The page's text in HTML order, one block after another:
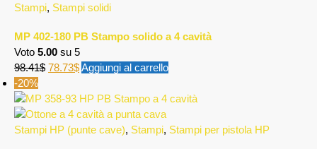
Stampi, Stampi solidi
MP 402-180 PB Stampo solido a 4 cavità
Voto 5.00 su 5
98.41$ 78.73$Aggiungi al carrello
-20%
Stampi HP (punte cave), Stampi, Stampi per pistola HP